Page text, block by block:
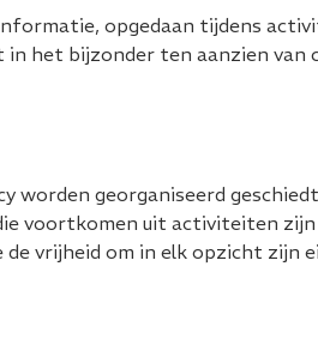
opgedaan tijdens
het bijzonder ten aanzien van
worden georganiseerd
voortkomen uit activiteiten
vrijheid om in elk opzicht zijn